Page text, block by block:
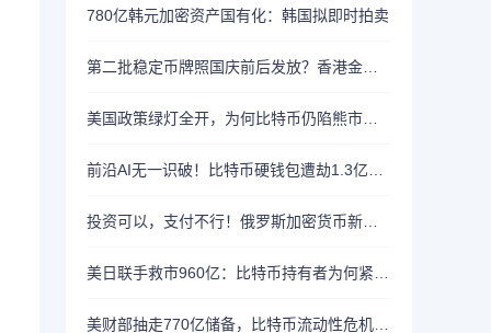
780亿韩元加密资产国有化：韩国拟即时拍卖